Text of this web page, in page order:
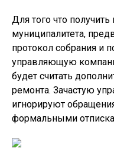
Для того что
муниципалитета,
протокол собрания и
управляющую
будет считать
ремонта. Зачастую
игнорируют
формальными